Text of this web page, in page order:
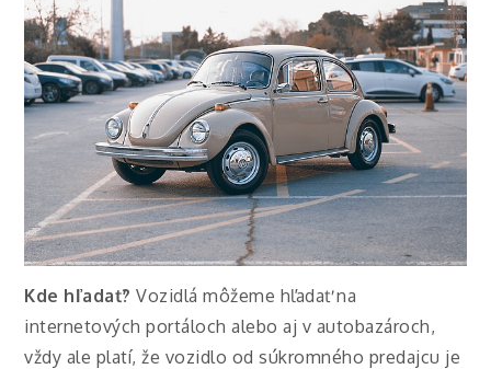
Kde hľadať?Vozidlá môžeme hľadať na
internetových portáloch alebo aj v autobazároch,
vždy ale platí, že vozidlo od súkromného predajcu je